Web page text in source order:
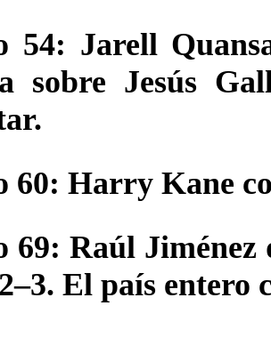
54: Jarell
sobre Jesús
60: Harry Kane
Raúl Jiménez
El país